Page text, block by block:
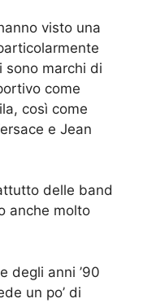
visto una
sono marchi di
come
così come
e Jean
delle band
anche molto
degli anni ’90
un po’ di